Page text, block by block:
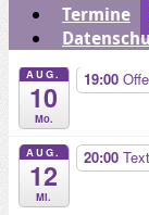
Termine
9
So.
AUG.
10
Mo.
19:00
AUG.
12
Mi.
20:00